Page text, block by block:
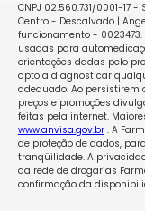
CNPJ 02.560.731/0001-17
Centro - Descalvado |
funcionamento -
usadas para
orientações dadas pelo
apto a diagnosticar
adequado. Ao persistirem
preços e promoções
feitas pela internet.
www.anvisa.gov.br. A
de proteção de dados,
tranqüilidade. A
da rede de drogarias
confirmação da